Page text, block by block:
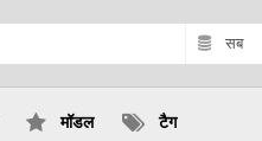
सब
मॉडल टैग